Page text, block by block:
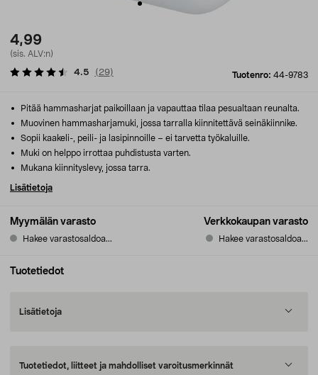
4,99
(sis. ALV:n)
Tuotenro: 44-9783
4.5 ( 29)
Myymälän varasto
Hakee varastosaldoa...
Verkkokaupan varasto
Hakee varastosaldoa...
Pitää hammasharjat paikoillaan ja vapauttaa tilaa pesualtaan reunalta.
Muovinen hammasharjamuki, jossa tarralla kiinnitettävä seinäkiinnike.
Sopii kaakeli-, peili- ja lasipinnoille – ei tarvetta työkaluille.
Muki on helppo irrottaa puhdistusta varten.
Mukana kiinnityslevy, jossa tarra.
Lisätietoja
Tuotetiedot
Lisätietoja
Tuotetiedot, liitteet ja mahdolliset varoitusmerkinnät